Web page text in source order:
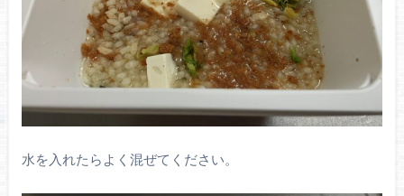
水を入れたらよく混ぜてください。